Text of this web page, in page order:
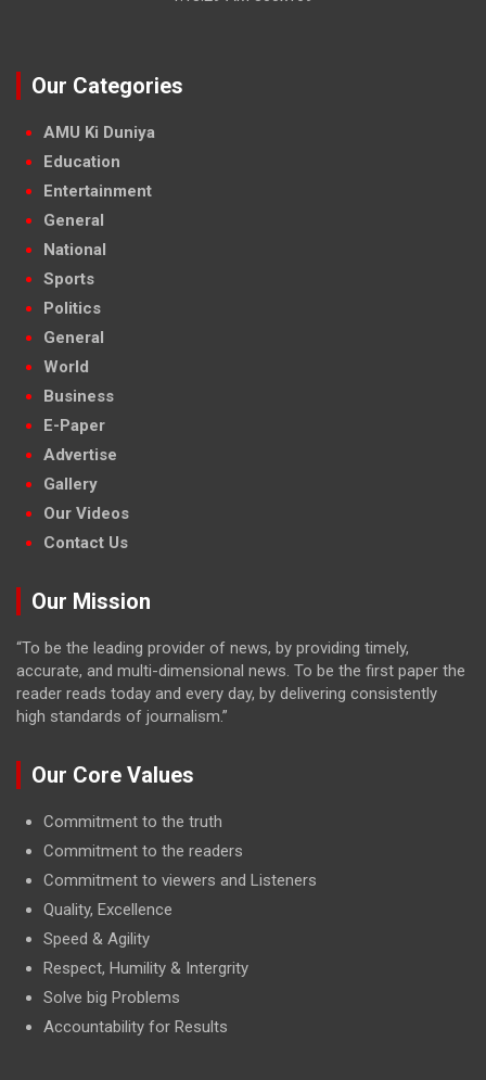
Our Categories
AMU Ki Duniya
Education
Entertainment
General
National
Sports
Politics
General
World
Business
E-Paper
Advertise
Gallery
Our Videos
Contact Us
Our Mission
“To be the leading provider of news, by providing timely,
accurate, and multi-dimensional news. To be the first paper the
reader reads today and every day, by delivering consistently
high standards of journalism.”
Our Core Values
Commitment to the truth
Commitment to the readers
Commitment to viewers and Listeners
Quality, Excellence
Speed & Agility
Respect, Humility & Intergrity
Solve big Problems
Accountability for Results